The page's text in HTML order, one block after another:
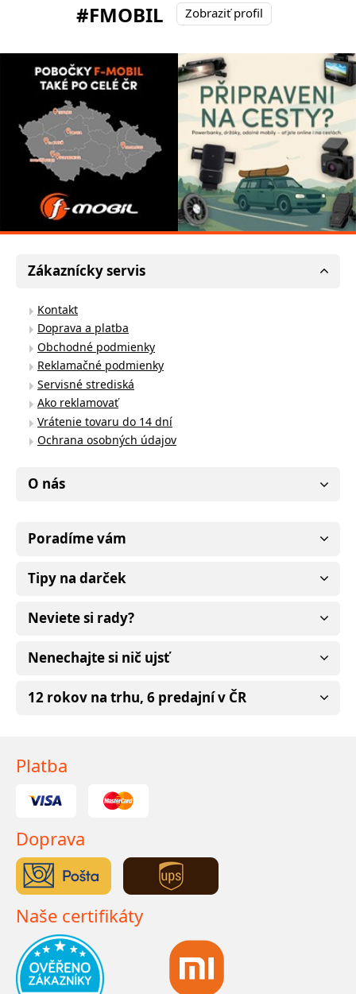
#FMOBIL
Zobraziť profil
Zákaznícky servis
Kontakt
Doprava a platba
Obchodné podmienky
Reklamačné podmienky
Servisné strediská
Ako reklamovať
Vrátenie tovaru do 14 dní
Ochrana osobných údajov
O nás
Poradíme vám
Tipy na darček
Neviete si rady?
Nenechajte si nič ujsť
12 rokov na trhu, 6 predajní v ČR
Platba
Doprava
Naše certifikáty